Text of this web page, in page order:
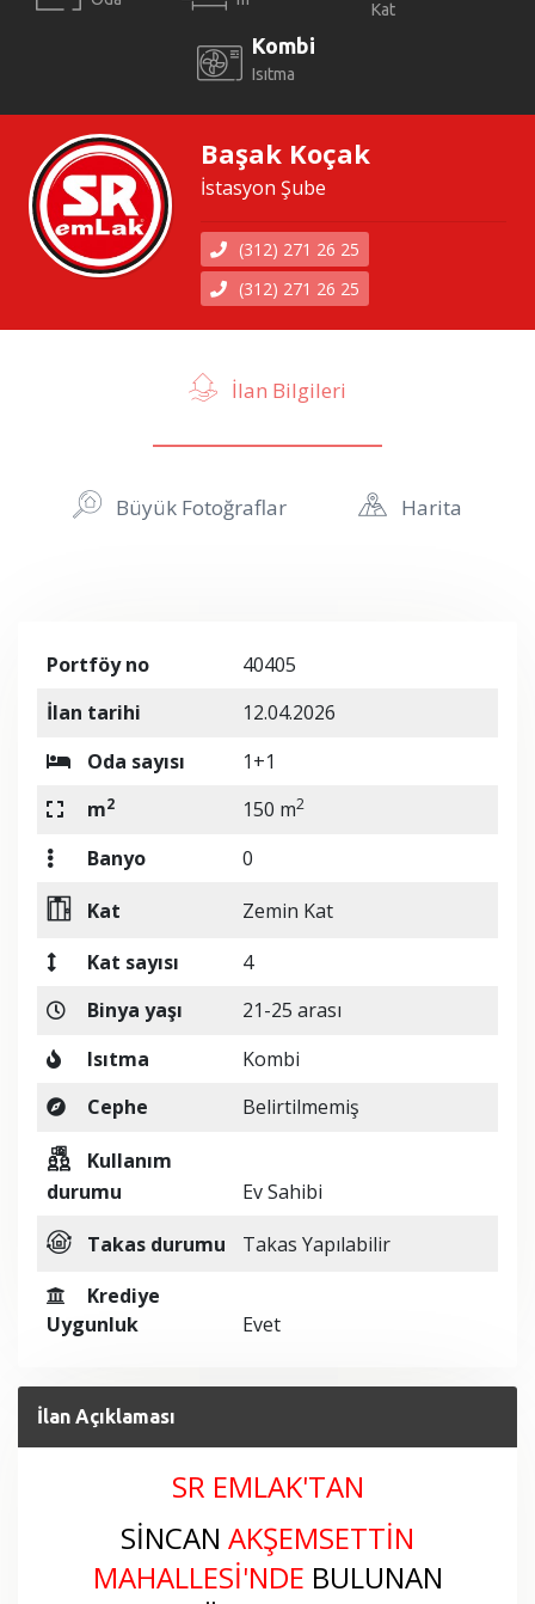
Kat
Kombi
Isıtma
Başak Koçak
İstasyon Şube
(312) 271 26 25
(312) 271 26 25
İlan Bilgileri
Büyük Fotoğraflar Harita
Portföy no
40405
İlan tarihi
12.04.2026
Oda sayısı
1+1
m2 150 m2
Banyo
0
Kat
Zemin Kat
Kat sayısı
4
Binya yaşı
21-25 arası
Isıtma
Kombi
Cephe
Belirtilmemiş
Kullanım
durumu
Ev Sahibi
Takas durumu
Takas Yapılabilir
Krediye
Uygunluk
Evet
İlan Açıklaması
SR EMLAK'TAN
SİNCAN AKŞEMSETTİN
MAHALLESİ'NDE BULUNAN